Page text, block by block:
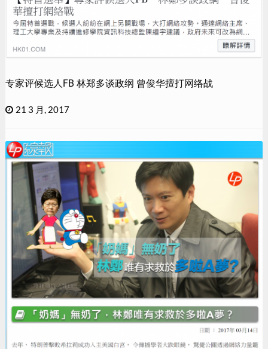
专家评候选人FB 林郑多谈政纲 曾俊华擅打网络战
21 3 月, 2017